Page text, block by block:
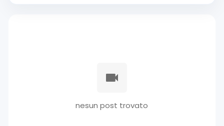
nesun post trovato